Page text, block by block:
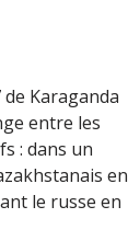
Karaganda
entre les
: dans un
en
le russe en